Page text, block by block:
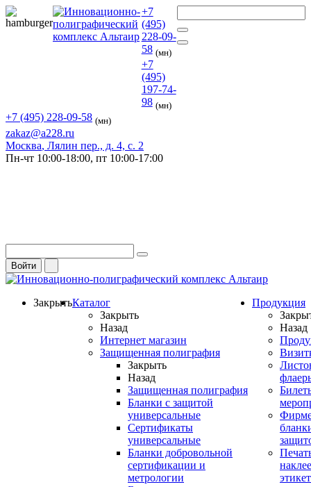
+7
(495)
228-09-
58 (мн)
+7
(495)
197-74-
98 (мн)
+7 (495) 228-09-58 (мн)
zakaz@a228.ru
Москва, Лялин пер., д. 4, с. 2
Пн-чт 10:00-18:00, пт 10:00-17:00
Войти
ЗакрытьКаталог
Закрыть
Назад
Интернет магазин
Защищенная полиграфия
Закрыть
Назад
Защищенная полиграфия
Бланки с защитой
универсальные
Сертификаты
универсальные
Бланки добровольной
сертификации и
метрологии
Продукция
Назад